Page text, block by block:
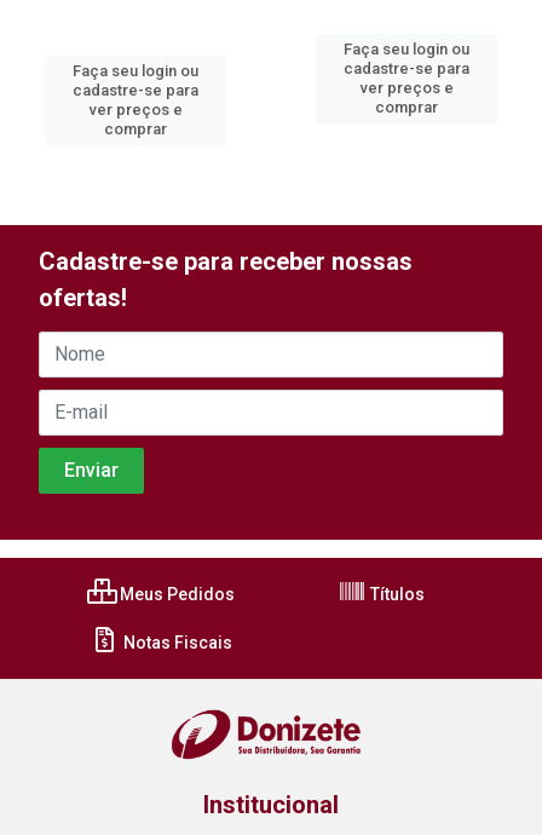
Faça seu login ou
cadastre-se para
ver preços e
comprar
Faça seu login ou
cadastre-se para
ver preços e
comprar
Cadastre-se para receber nossas
ofertas!
Meus Pedidos Títulos
Notas Fiscais
Institucional